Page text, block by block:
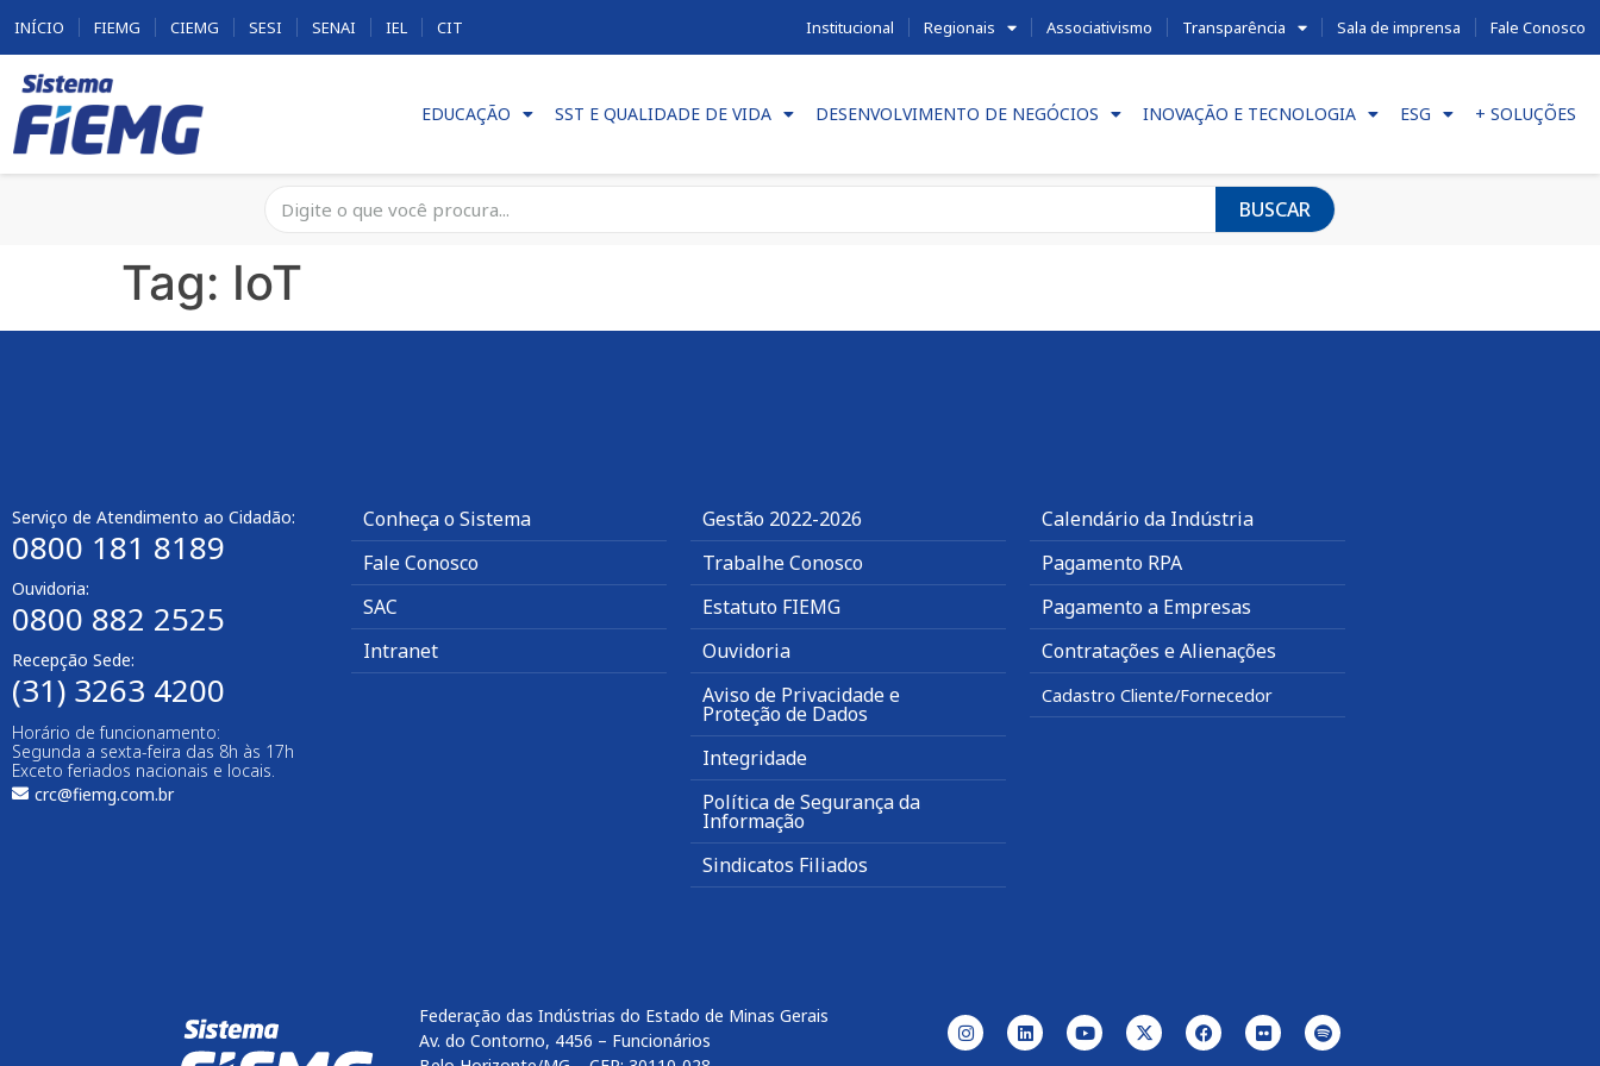
INÍCIO FIEMG CIEMG SESI SENAI IEL CIT Institucional Regionais Associativismo Transparência Sala de imprensa Fale Conosco
EDUCAÇÃO SST E QUALIDADE DE VIDA DESENVOLVIMENTO DE NEGÓCIOS INOVAÇÃO E TECNOLOGIA ESG + SOLUÇÕES
BUSCAR
Tag: IoT
Serviço de Atendimento ao Cidadão:
0800 181 8189
Ouvidoria:
0800 882 2525​
Recepção Sede:
(31) 3263 4200
Horário de funcionamento:
Segunda a sexta-feira das 8h às 17h
Exceto feriados nacionais e locais.
crc@fiemg.com.br
Conheça o Sistema
Fale Conosco
SAC
Intranet
Gestão 2022-2026
Trabalhe Conosco
Estatuto FIEMG
Ouvidoria
Aviso de Privacidade e
Proteção de Dados
Integridade
Política de Segurança da
Informação
Sindicatos Filiados
Calendário da Indústria
Pagamento RPA
Pagamento a Empresas
Contratações e Alienações
Cadastro Cliente/Fornecedor
Federação das Indústrias do Estado de Minas Gerais
Av. do Contorno, 4456 – Funcionários